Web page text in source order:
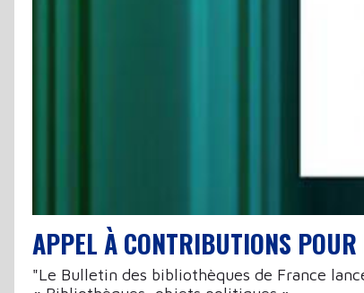
APPEL À CONTRIBUTIONS
"Le Bulletin des bibliothèques de France